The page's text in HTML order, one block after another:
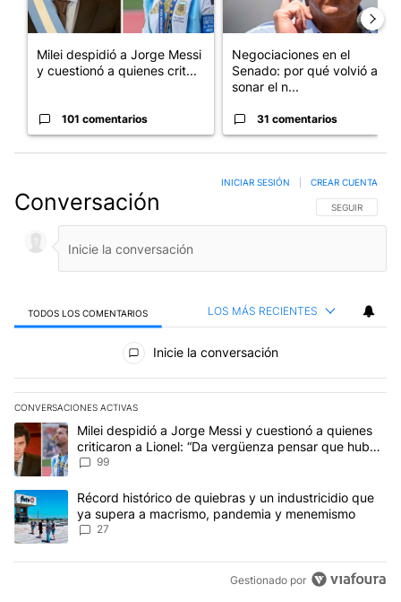
Milei despidió a Jorge Messi
y cuestionó a quienes crit...
101 comentarios
Negociaciones en el
Senado: por qué volvió a
sonar el n...
31 comentarios
Conversación SIGA ESTA
SEGUIR
INICIAR SESIÓN CREAR CUENTA
TODOS LOS COMENTARIOS LOS MÁS RECIENTES
Todos los comentarios
Inicie la conversación
CONVERSACIONES ACTIVAS
Este listado muestra los artículos con más comentarios en los
Un artículo de tendencia con el título "Milei despidió a Jorge
Milei despidió a Jorge Messi y cuestionó a quienes
criticaron a Lionel: “Da vergüenza pensar que hubo
anti-Messi”
99
Un artículo de tendencia con el título "Récord histórico de
Récord histórico de quiebras y un industricidio que
ya supera a macrismo, pandemia y menemismo
27
Gestionado por